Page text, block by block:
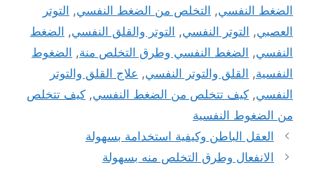
الضغط النفسي, التخلص من الضغط النفسي, التوتر
العصبي, التوتر النفسي, التوتر والقلق النفسي, الضغط
النفسي, الضغط النفسي وطرق التخلص منة, الضغوط
النفسية, القلق والتوتر النفسي, علاج القلق والتوتر
النفسي, كيف تتخلص من الضغط النفسي, كيف تتخلص
من الضغوط النفسية
العقل الباطن وكيفية استخدامة بسهولة
الانفعال وطرق التخلص منه بسهولة